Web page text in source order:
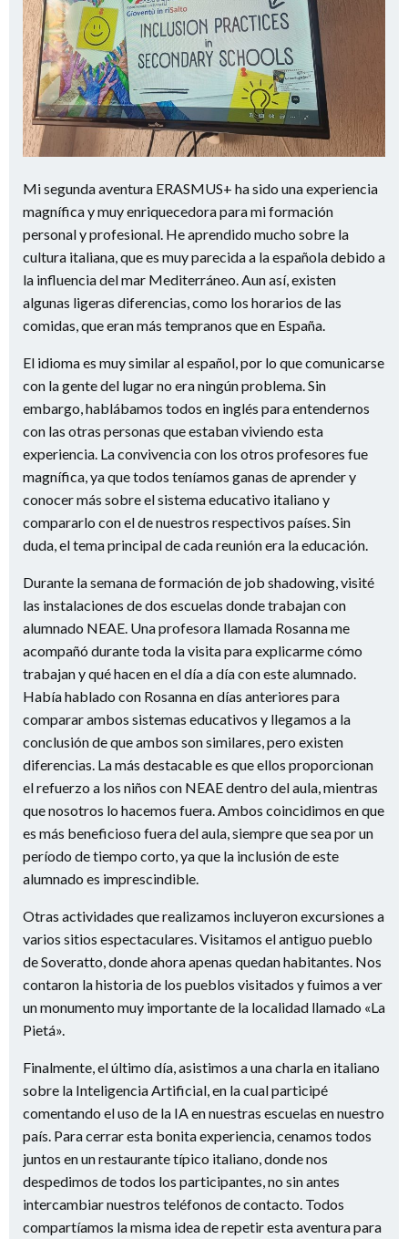
Mi segunda aventura ERASMUS+ ha sido una experiencia
magnífica y muy enriquecedora para mi formación
personal y profesional. He aprendido mucho sobre la
cultura italiana, que es muy parecida a la española debido a
la influencia del mar Mediterráneo. Aun así, existen
algunas ligeras diferencias, como los horarios de las
comidas, que eran más tempranos que en España.
El idioma es muy similar al español, por lo que comunicarse
con la gente del lugar no era ningún problema. Sin
embargo, hablábamos todos en inglés para entendernos
con las otras personas que estaban viviendo esta
experiencia. La convivencia con los otros profesores fue
magnífica, ya que todos teníamos ganas de aprender y
conocer más sobre el sistema educativo italiano y
compararlo con el de nuestros respectivos países. Sin
duda, el tema principal de cada reunión era la educación.
Durante la semana de formación de job shadowing, visité
las instalaciones de dos escuelas donde trabajan con
alumnado NEAE. Una profesora llamada Rosanna me
acompañó durante toda la visita para explicarme cómo
trabajan y qué hacen en el día a día con este alumnado.
Había hablado con Rosanna en días anteriores para
comparar ambos sistemas educativos y llegamos a la
conclusión de que ambos son similares, pero existen
diferencias. La más destacable es que ellos proporcionan
el refuerzo a los niños con NEAE dentro del aula, mientras
que nosotros lo hacemos fuera. Ambos coincidimos en que
es más beneficioso fuera del aula, siempre que sea por un
período de tiempo corto, ya que la inclusión de este
alumnado es imprescindible.
Otras actividades que realizamos incluyeron excursiones a
varios sitios espectaculares. Visitamos el antiguo pueblo
de Soveratto, donde ahora apenas quedan habitantes. Nos
contaron la historia de los pueblos visitados y fuimos a ver
un monumento muy importante de la localidad llamado «La
Pietá».
Finalmente, el último día, asistimos a una charla en italiano
sobre la Inteligencia Artificial, en la cual participé
comentando el uso de la IA en nuestras escuelas en nuestro
país. Para cerrar esta bonita experiencia, cenamos todos
juntos en un restaurante típico italiano, donde nos
despedimos de todos los participantes, no sin antes
intercambiar nuestros teléfonos de contacto. Todos
compartíamos la misma idea de repetir esta aventura para